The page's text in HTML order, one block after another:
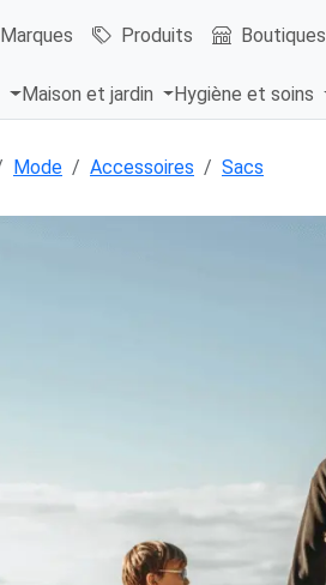
Marques Produits Boutiques
Maison et jardin Hygiène et soins
Mode Accessoires Sacs